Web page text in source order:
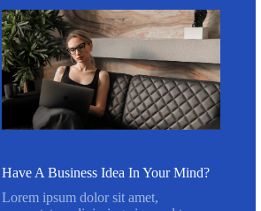
Have A Business Idea In Your Mind?
Lorem ipsum dolor sit amet,